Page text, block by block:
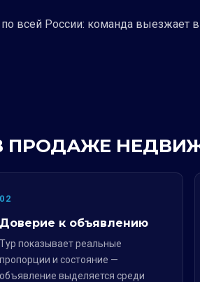
всей России: команда выезжает в
ПРОДАЖЕ
02
Доверие к объявлению
Тур показывает реальные
пропорции и состояние —
объявление выделяется среди